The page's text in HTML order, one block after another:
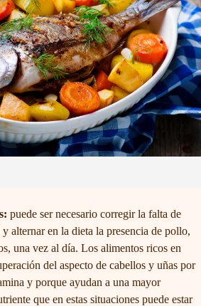
puede ser necesario corregir la falta de
alternar en la dieta la presencia de pollo,
una vez al día. Los alimentos ricos en
del aspecto de cabellos y uñas por
y porque ayudan a una mayor
que en estas situaciones puede estar